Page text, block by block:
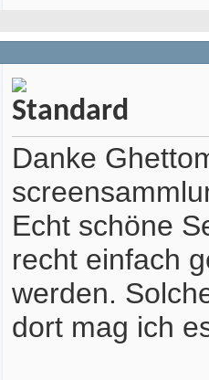
Danke
Echt schöne
recht einfach
werden.
dort mag ich